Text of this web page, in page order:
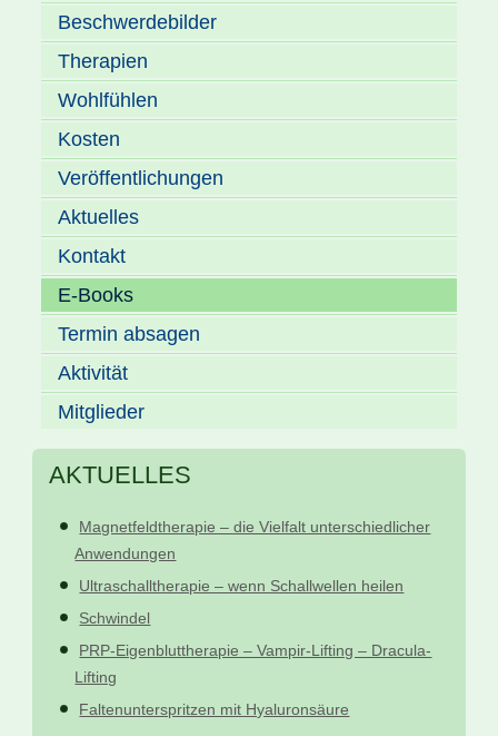
Beschwerdebilder
Therapien
Wohlfühlen
Kosten
Veröffentlichungen
Aktuelles
Kontakt
E-Books
Termin absagen
Aktivität
Mitglieder
AKTUELLES
Magnetfeldtherapie – die Vielfalt unterschiedlicher
Anwendungen
Ultraschalltherapie – wenn Schallwellen heilen
Schwindel
PRP-Eigenbluttherapie – Vampir-Lifting – Dracula-
Lifting
Faltenunterspritzen mit Hyaluronsäure